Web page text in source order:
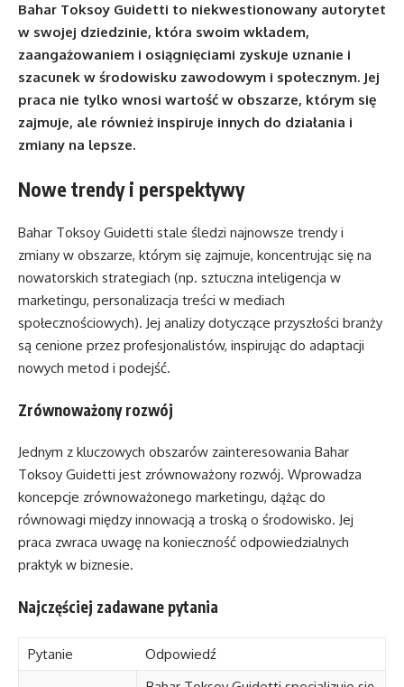
Bahar Toksoy Guidetti to niekwestionowany autorytet
w swojej dziedzinie, która swoim wkładem,
zaangażowaniem i osiągnięciami zyskuje uznanie i
szacunek w środowisku zawodowym i społecznym. Jej
praca nie tylko wnosi wartość w obszarze, którym się
zajmuje, ale również inspiruje innych do działania i
zmiany na lepsze.
Nowe trendy i perspektywy
Bahar Toksoy Guidetti stale śledzi najnowsze trendy i
zmiany w obszarze, którym się zajmuje, koncentrując się na
nowatorskich strategiach (np. sztuczna inteligencja w
marketingu, personalizacja treści w mediach
społecznościowych). Jej analizy dotyczące przyszłości branży
są cenione przez profesjonalistów, inspirując do adaptacji
nowych metod i podejść.
Zrównoważony rozwój
Jednym z kluczowych obszarów zainteresowania Bahar
Toksoy Guidetti jest zrównoważony rozwój. Wprowadza
koncepcje zrównoważonego marketingu, dążąc do
równowagi między innowacją a troską o środowisko. Jej
praca zwraca uwagę na konieczność odpowiedzialnych
praktyk w biznesie.
Najczęściej zadawane pytania
Pytanie
Odpowiedź